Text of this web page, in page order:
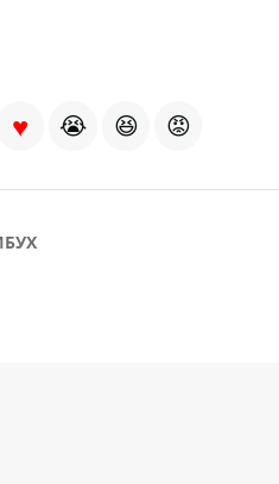
♥ 😭 😆 😡